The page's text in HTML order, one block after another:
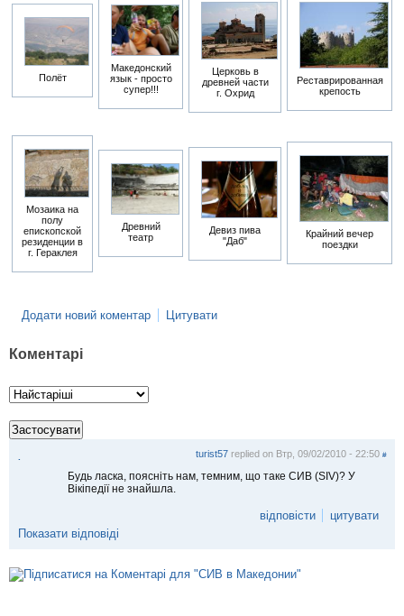
Полёт
Македонский
язык - просто
супер!!!
Церковь в
древней части
г. Охрид
Реставрированная
крепость
Мозаика на
полу
епископской
резиденции в
г. Гераклея
Древний
театр
Девиз пива
"Даб"
Крайний вечер
поездки
Додати новий коментар Цитувати
Коментарі
. turist57 replied on Втр, 09/02/2010 - 22:50 #
Будь ласка, поясніть нам, темним, що таке СИВ (SIV)? У
Вікіпедії не знайшла.
відповісти
цитувати
Показати відповіді